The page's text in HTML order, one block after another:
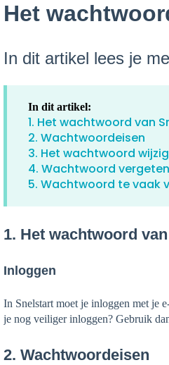
Het
In dit artikel lees je
In dit artikel:
1. Het wachtwoord van
2. Wachtwoordeisen
3. Het wachtwoord
4. Wachtwoord vergeten
5. Wachtwoord te vaak
1. Het wachtwoord
Inloggen
In Snelstart moet je inloggen met je
je nog veiliger inloggen? Gebruik
2. Wachtwoordeisen